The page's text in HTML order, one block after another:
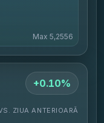
Max 5,2556
+0.10%
ZIUA ANTERIOARĂ